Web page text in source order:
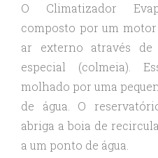
O Climatizador
composto por um
ar externo através de
especial (colmeia).
molhado por uma
de água. O
abriga a boia de
a um ponto de água.